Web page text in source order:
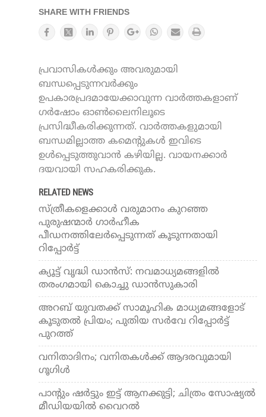
SHARE WITH FRIENDS
പ്രവാസികൾക്കും അവരുമായി
ബന്ധപ്പെടുന്നവർക്കും
ഉപകാരപ്രദമായേക്കാവുന്ന വാർത്തകളാണ്
ഗർഷോം ഓൺലൈനിലൂടെ
പ്രസിദ്ധീകരിക്കുന്നത്. വാർത്തകളുമായി
ബന്ധമില്ലാത്ത കമെന്റുകൾ ഇവിടെ
ഉൾപ്പെടുത്തുവാൻ കഴിയില്ല. വായനക്കാർ
ദയവായി സഹകരിക്കുക.
RELATED NEWS
സ്ത്രീകളെക്കാള്‍ വരുമാനം കുറഞ്ഞ
പുരുഷന്മാര്‍ ഗാര്‍ഹീക
പീഡനത്തിലേര്‍പ്പെടുന്നത് കൂടുന്നതായി
റിപ്പോര്‍ട്ട്
ക്യൂട്ട് വൃദ്ധി ഡാന്‍സ്: നവമാധ്യമങ്ങളില്‍
തരംഗമായി കൊച്ചു ഡാന്‍സുകാരി
അറബ് യുവതക്ക് സാമൂഹിക മാധ്യമങ്ങളോട്
കൂടുതല്‍ പ്രിയം; പുതിയ സര്‍വേ റിപ്പോര്‍ട്ട്
പുറത്ത്
വനിതാദിനം; വനിതകള്‍ക്ക് ആദരവുമായി
ഗൂഗിള്‍
പാന്റും ഷര്‍ട്ടും ഇട്ട് ആനക്കുട്ടി; ചിത്രം സോഷ്യല്‍
മീഡിയയില്‍ വൈറല്‍